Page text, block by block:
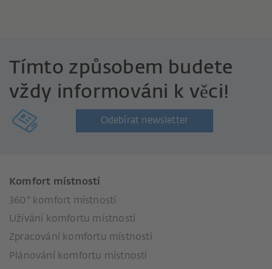
Tímto způsobem budete
vždy informováni k věci!
Odebírat newsletter
Komfort místností
360° komfort místností
Užívání komfortu místností
Zpracování komfortu místností
Plánování komfortu místností